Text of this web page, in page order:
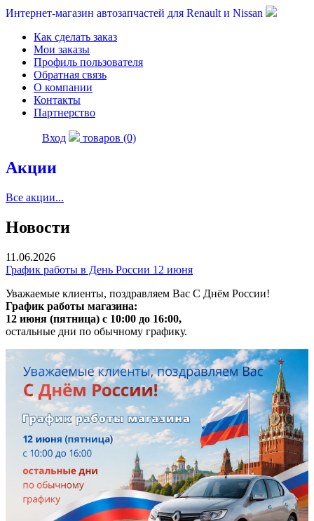
Интернет-магазин автозапчастей для Renault и Nissan
Как сделать заказ
Мои заказы
Профиль пользователя
Обратная связь
О компании
Контакты
Партнерство
Вход товаров (0)
Акции
Все акции...
Новости
11.06.2026
График работы в День России 12 июня
Уважаемые клиенты, поздравляем Вас С Днём России!
График работы магазина:
12 июня (пятница) с 10:00 до 16:00,
остальные дни по обычному графику.